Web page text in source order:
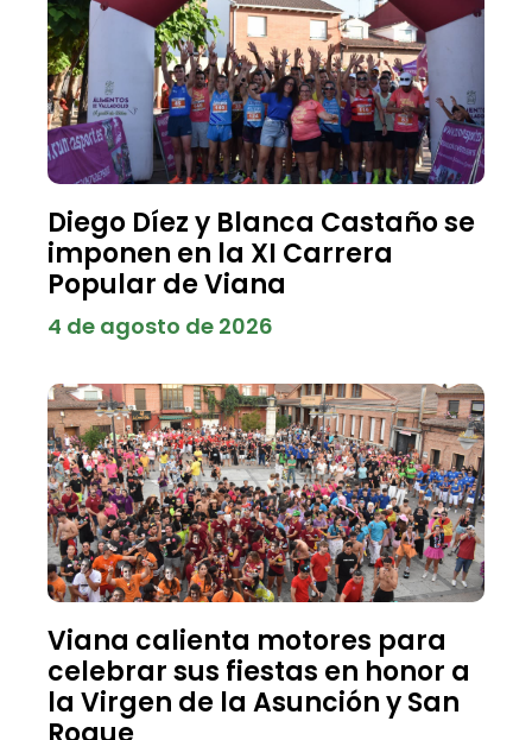
Diego Díez y Blanca Castaño se
imponen en la XI Carrera
Popular de Viana
4 de agosto de 2026
Viana calienta motores para
celebrar sus fiestas en honor a
la Virgen de la Asunción y San